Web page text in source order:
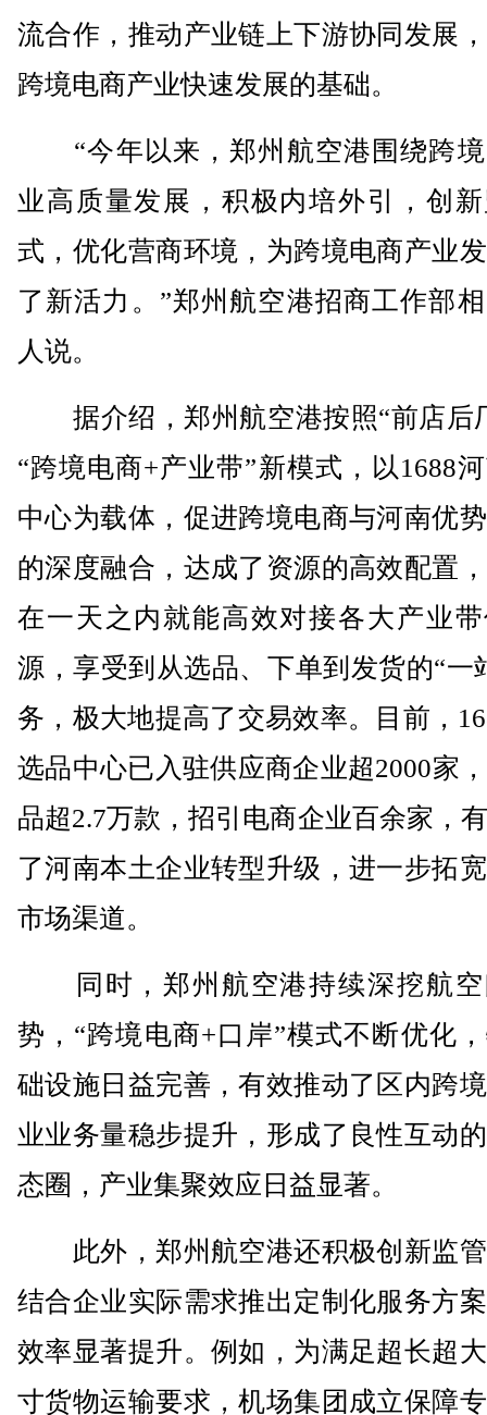
流合作，推动产业链上下游协同发展
跨境电商产业快速发展的基础。
“今年以来，郑州航空港围绕跨境
业高质量发展，积极内培外引，创
式，优化营商环境，为跨境电商产业
了新活力。”郑州航空港招商工作部
人说。
据介绍，郑州航空港按照“前店后
“跨境电商+产业带”新模式，以1688
中心为载体，促进跨境电商与河南优
的深度融合，达成了资源的高效配置
在一天之内就能高效对接各大产业
源，享受到从选品、下单到发货的“一
务，极大地提高了交易效率。目前，
选品中心已入驻供应商企业超2000家
品超2.7万款，招引电商企业百余家，
了河南本土企业转型升级，进一步拓
市场渠道。
同时，郑州航空港持续深挖航空
势，“跨境电商+口岸”模式不断优化
础设施日益完善，有效推动了区内跨
业业务量稳步提升，形成了良性互动
态圈，产业集聚效应日益显著。
此外，郑州航空港还积极创新监
结合企业实际需求推出定制化服务方
效率显著提升。例如，为满足超长超
寸货物运输要求，机场集团成立保障